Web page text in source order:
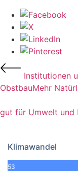
Institutionen
ObstbauMehr
gut für Umwelt und
Klimawandel
53